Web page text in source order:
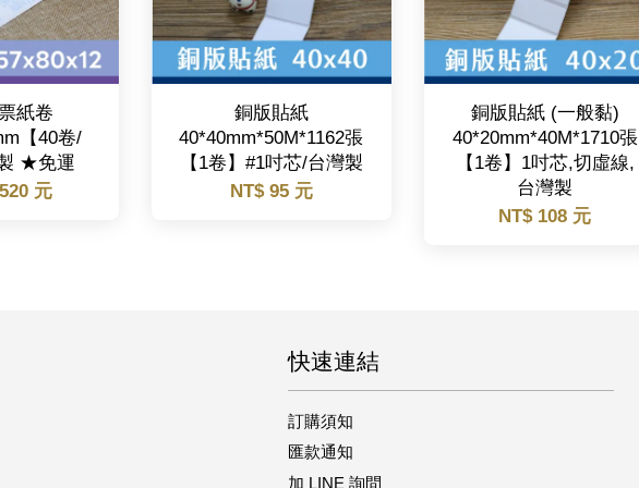
紙卷
【40卷/
★免運
元
銅版貼紙
40*40mm*50M*1162張
【1卷】#1吋芯/台灣製
NT$ 95 元
銅版貼紙 (一般黏)
40*20mm*40M*1710張
【1卷】1吋芯,切虛線,
台灣製
NT$ 108 元
快速連結
訂購須知
匯款通知
加 LINE 詢問